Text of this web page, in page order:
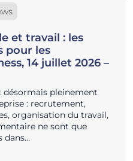
et travail : les
pour les
14 juillet 2026 –
désormais pleinement
: recrutement,
organisation du travail,
ne sont que
dans…